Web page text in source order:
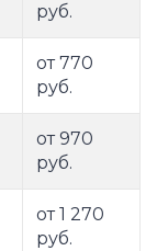
руб.
от 770
руб.
от 970
руб.
от 1 270
руб.